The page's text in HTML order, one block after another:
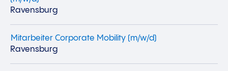
Ravensburg
Mitarbeiter Corporate Mobility (m/w/d)
Ravensburg